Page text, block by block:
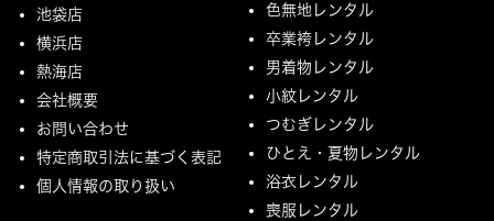
池袋店
横浜店
熱海店
会社概要
お問い合わせ
特定商取引法に基づく表記
個人情報の取り扱い
色無地レンタル
卒業袴レンタル
男着物レンタル
小紋レンタル
つむぎレンタル
ひとえ・夏物レンタル
浴衣レンタル
喪服レンタル